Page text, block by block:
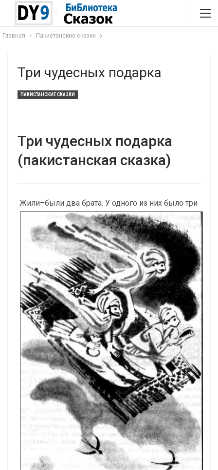
Главная Пакистанские сказки
Три чудесных подарка
ПАКИСТАНСКИЕ СКАЗКИ
Три чудесных подарка
(пакистанская сказка)
Жили–были два брата. У одного из них было три